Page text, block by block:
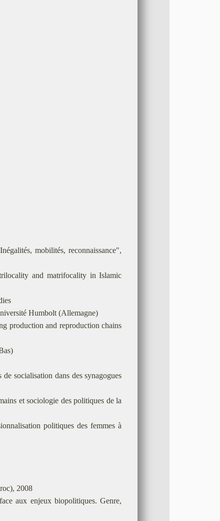
mobilités, reconnaissance",
and matrifocality in Islamic
Humbolt (Allemagne)
production and reproduction chains
socialisation dans des synagogues
et sociologie des politiques de la
politiques des femmes à
2008
aux enjeux biopolitiques. Genre,